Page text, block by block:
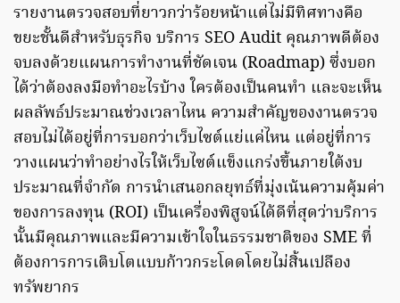
รายงานตรวจสอบที่ยาวกว่าร้อยหน้าแต่ไม่มีทิศทางคือ
ขยะชั้นดีสำหรับธุรกิจ บริการ SEO Audit คุณภาพดีต้อง
จบลงด้วยแผนการทำงานที่ชัดเจน (Roadmap) ซึ่งบอก
ได้ว่าต้องลงมือทำอะไรบ้าง ใครต้องเป็นคนทำ และจะเห็น
ผลลัพธ์ประมาณช่วงเวลาไหน ความสำคัญของงานตรวจ
สอบไม่ได้อยู่ที่การบอกว่าเว็บไซต์แย่แค่ไหน แต่อยู่ที่การ
วางแผนว่าทำอย่างไรให้เว็บไซต์แข็งแกร่งขึ้นภายใต้งบ
ประมาณที่จำกัด การนำเสนอกลยุทธ์ที่มุ่งเน้นความคุ้มค่า
ของการลงทุน (ROI) เป็นเครื่องพิสูจน์ได้ดีที่สุดว่าบริการ
นั้นมีคุณภาพและมีความเข้าใจในธรรมชาติของ SME ที่
ต้องการการเติบโตแบบก้าวกระโดดโดยไม่สิ้นเปลือง
ทรัพยากร